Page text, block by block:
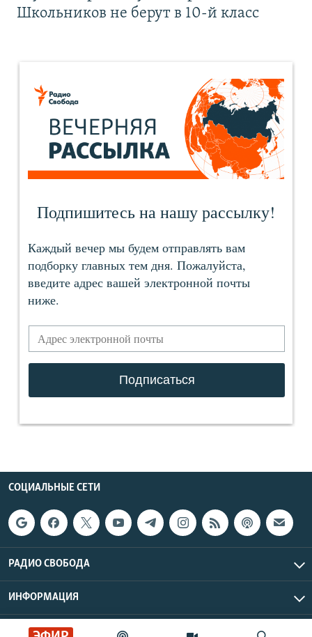
Школьников не берут в 10-й класс
СОЦИАЛЬНЫЕ СЕТИ
РАДИО СВОБОДА
ИНФОРМАЦИЯ
Радио Свобода © 2026 RFE/RL, Inc. | Все права защищены.